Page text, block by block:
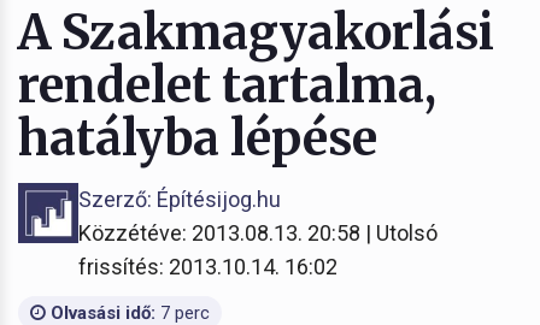
A Szakmagyakorlási
rendelet tartalma,
hatályba lépése
Szerző: Építésijog.hu
Közzétéve: 2013.08.13. 20:58 | Utolsó
frissítés: 2013.10.14. 16:02
Olvasási idő: 7 perc